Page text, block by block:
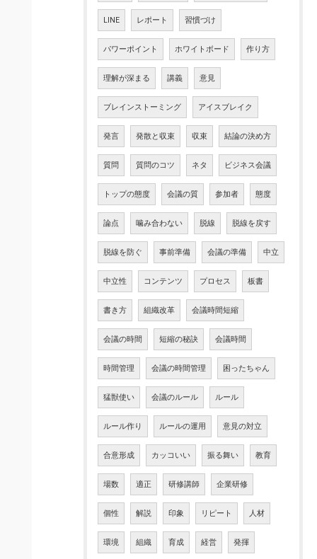
LINE レポート 習慣づけ
パワーポイント ホワイトボード 作り方
理解が深まる 講義 意見
ブレインストーミング アイスブレイク
発言 発散と収束 収束 結論の決め方
質問 質問のコツ ネタ ビジネス会議
トップの態度 会議の質 参加者 態度
論点 噛み合わない 脱線 脱線を戻す
脱線を防ぐ 事前準備 会議の準備 中立
中立性 コンテンツ プロセス 板書
書き方 組織改革 会議時間短縮
会議の時間 短縮の秘訣 会議時間
時間管理 会議の時間管理 困ったちゃん
猛獣使い 会議のルール ルール
ルール作り ルールの運用 意見の対立
合意形成 カッコいい 振る舞い 教育
場数 適正 研修講師 企業研修
個性 解説 印象 リピート 人材
環境 組織 育成 経営 発揮